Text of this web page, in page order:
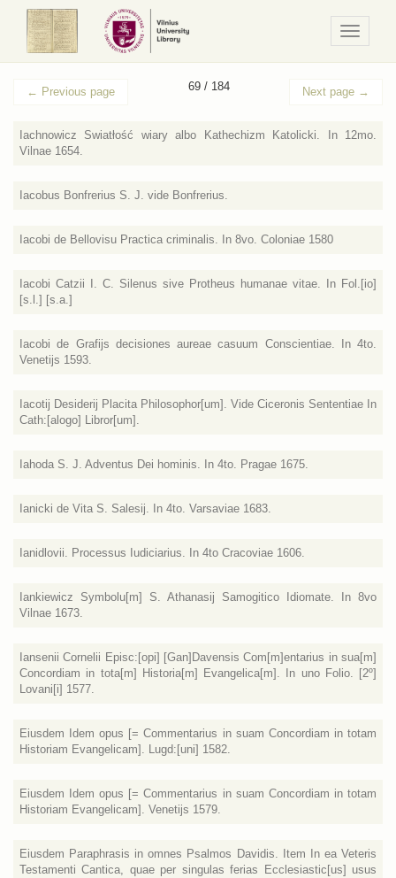
/
Meniu
← Previous page 69 / 184 Next page →
Iachnowicz Swiatłość wiary albo Kathechizm Katolicki. In 12mo.
Vilnae 1654.
Iacobus Bonfrerius S. J. vide Bonfrerius.
Iacobi de Bellovisu Practica criminalis. In 8vo. Coloniae 1580
Iacobi Catzii I. C. Silenus sive Protheus humanae vitae. In Fol.[io]
[s.l.] [s.a.]
Iacobi de Grafijs decisiones aureae casuum Conscientiae. In 4to.
Venetijs 1593.
Iacotij Desiderij Placita Philosophor[um]. Vide Ciceronis Sententiae In
Cath:[alogo] Libror[um].
Iahoda S. J. Adventus Dei hominis. In 4to. Pragae 1675.
Ianicki de Vita S. Salesij. In 4to. Varsaviae 1683.
Ianidlovii. Processus Iudiciarius. In 4to Cracoviae 1606.
Iankiewicz Symbolu[m] S. Athanasij Samogitico Idiomate. In 8vo
Vilnae 1673.
Iansenii Cornelii Episc:[opi] [Gan]Davensis Com[m]entarius in sua[m]
Concordiam in tota[m] Historia[m] Evangelica[m]. In uno Folio. [2º]
Lovani[i] 1577.
Eiusdem Idem opus [= Commentarius in suam Concordiam in totam
Historiam Evangelicam]. Lugd:[uni] 1582.
Eiusdem Idem opus [= Commentarius in suam Concordiam in totam
Historiam Evangelicam]. Venetijs 1579.
Eiusdem Paraphrasis in omnes Psalmos Davidis. Item In ea Veteris
Testamenti Cantica, quae per singulas ferias Ecclesiastic[us] usus